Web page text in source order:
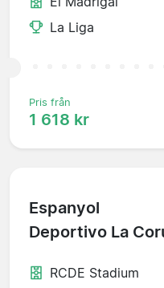
La Liga
Pris från
1 618 kr
Espanyol
Deportivo La
RCDE Stadium